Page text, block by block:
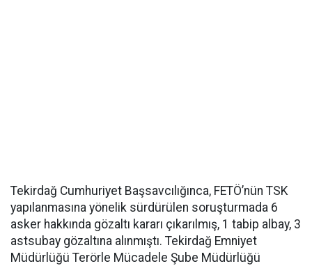
Tekirdağ Cumhuriyet Başsavcılığınca, FETÖ’nün TSK
yapılanmasına yönelik sürdürülen soruşturmada 6
asker hakkında gözaltı kararı çıkarılmış, 1 tabip albay, 3
astsubay gözaltına alınmıştı. Tekirdağ Emniyet
Müdürlüğü Terörle Mücadele Şube Müdürlüğü